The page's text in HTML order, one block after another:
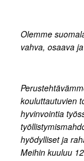
Olemme
vahva, osaava
kouluttautuvien
hyvinvointia
hyödylliset ja
Meihin kuuluu